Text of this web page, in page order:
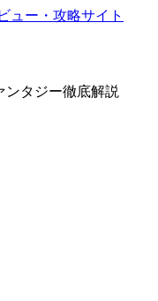
タジー徹底解説